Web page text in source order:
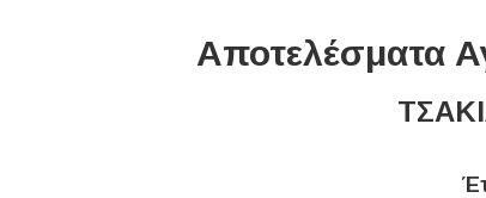
Αποτελέσματα